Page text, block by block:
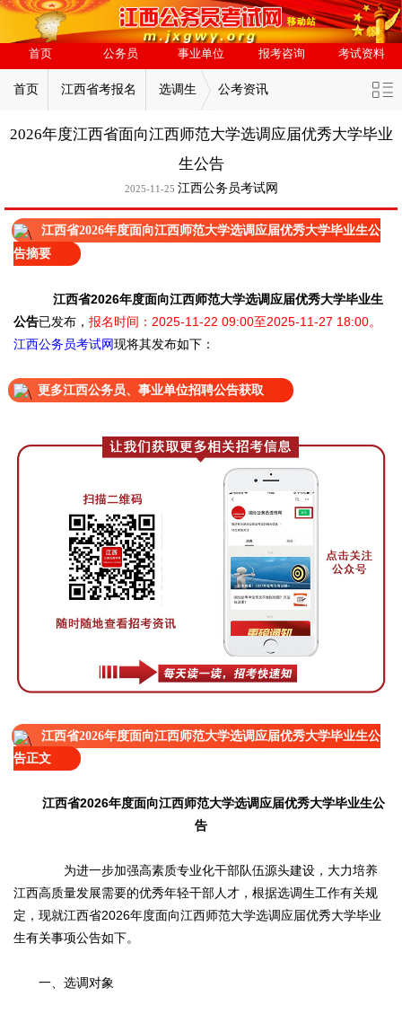
首页 公务员 事业单位 报考咨询 考试资料
首页 江西省考报名 选调生 公考资讯
2026年度江西省面向江西师范大学选调应届优秀大学毕业
生公告
2025-11-25 江西公务员考试网
江西省2026年度面向江西师范大学选调应届优秀大学毕业生公
告摘要
江西省2026年度面向江西师范大学选调应届优秀大学毕业生
公告已发布， 报名时间：2025-11-22 09:00至2025-11-27 18:00。
江西公务员考试网现将其发布如下：
更多江西公务员、事业单位招聘公告获取
江西省2026年度面向江西师范大学选调应届优秀大学毕业生公
告正文
江西省2026年度面向江西师范大学选调应届优秀大学毕业生公
告
为进一步加强高素质专业化干部队伍源头建设，大力培养
江西高质量发展需要的优秀年轻干部人才，根据选调生工作有关规
定，现就江西省2026年度面向江西师范大学选调应届优秀大学毕业
生有关事项公告如下。
一、选调对象